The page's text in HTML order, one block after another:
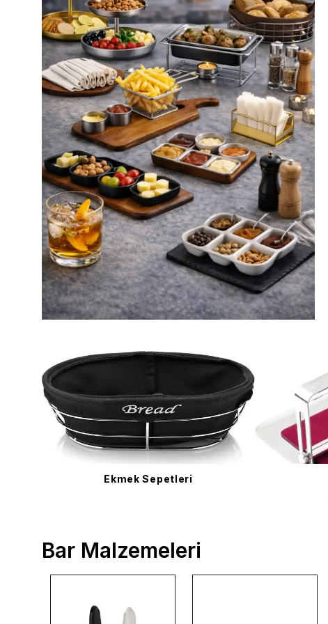
Ekmek Sepetleri
Bar Malzemeleri